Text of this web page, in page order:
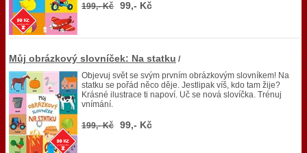
199,- Kč 99,- Kč
Můj obrázkový slovníček: Na statku /
Objevuj svět se svým prvním obrázkovým slovníkem! Na
statku se pořád něco děje. Jestlipak víš, kdo tam žije?
Krásné ilustrace ti napoví. Uč se nová slovíčka. Trénuj
vnímání.
199,- Kč 99,- Kč